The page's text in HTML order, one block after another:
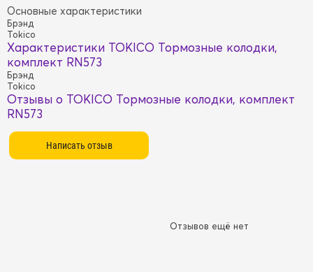
Основные характеристики
Брэнд
Tokico
Характеристики TOKICO Тормозные колодки,
комплект RN573
Брэнд
Tokico
Отзывы о TOKICO Тормозные колодки, комплект
RN573
Отзывов ещё нет